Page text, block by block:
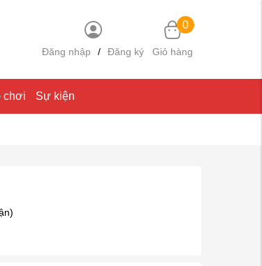
Đăng nhập / Đăng ký
0
Giỏ hàng
chơi Sự kiện